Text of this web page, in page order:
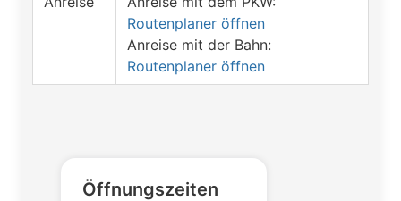
Routenplaner öffnen
Anreise mit der Bahn:
Routenplaner öffnen
Öffnungszeiten